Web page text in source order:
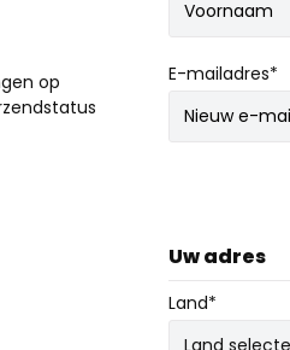
op
E-mailadres*
Uw adres
Land*